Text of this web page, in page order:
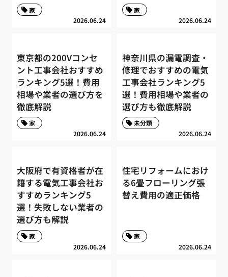
2026.06.24
家
2026.06.24
家
東京都の200Vコンセ
ント工事会社おすすめ
ランキング5選！費用
相場や業者の選び方を
徹底解説
2026.06.24
家
神奈川県の漏電調査・
修理でおすすめの電気
工事会社ランキング5
選！費用相場や業者の
選び方も徹底解説
2026.06.24
未分類
大阪府で有資格者が在
籍する電気工事会社お
すすめランキング5
選！失敗しない業者の
選び方も解説
2026.06.24
家
住宅リフォームにおけ
る6畳フローリング張
替え費用の適正価格
2026.06.24
家